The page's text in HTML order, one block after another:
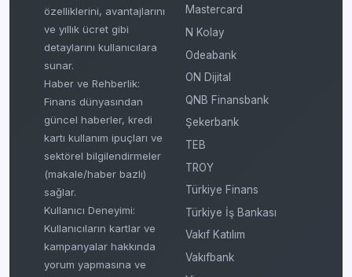
özelliklerini, avantajlarını
ve yıllık ücret gibi
detaylarını kullanıcılara
sunar.
Haber ve Rehberlik:
Finans dünyasından
güncel haberler, kredi
kartı kullanım ipuçları ve
sektörel bilgilendirmeler
(makale/haber bazlı)
sağlar.
Kullanıcı Deneyimi:
Kullanıcıların kartlar ve
kampanyalar hakkında
yorum yapmasına ve
Mastercard
N Kolay
Odeabank
ON Dijital
QNB Finansbank
Şekerbank
TEB
TROY
Türkiye Finans
Türkiye İş Bankası
Vakıf Katılım
Vakıfbank